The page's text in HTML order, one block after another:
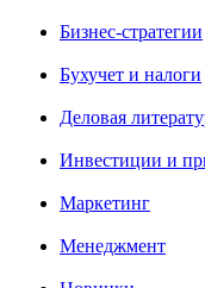
Бизнес-стратегии
Бухучет и налоги
Деловая
Инвестиции и
Маркетинг
Менеджмент